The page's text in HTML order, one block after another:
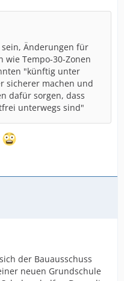
Änderungen für
wie Tempo-30-Zonen
"künftig unter
sicherer machen und
dafür sorgen, dass
unterwegs sind"
der Bauausschuss
neuen Grundschule